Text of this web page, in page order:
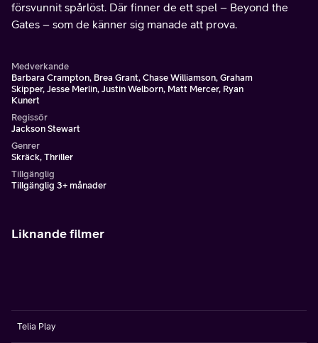
försvunnit spårlöst. Där finner de ett spel – Beyond the
Gates – som de känner sig manade att prova.
Medverkande
Barbara Crampton, Brea Grant, Chase Williamson, Graham
Skipper, Jesse Merlin, Justin Welborn, Matt Mercer, Ryan
Kunert
Regissör
Jackson Stewart
Genrer
Skräck, Thriller
Tillgänglig
Tillgänglig 3+ månader
Liknande filmer
Telia Play